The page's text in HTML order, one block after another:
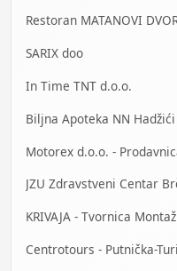
Restoran MATANOVI
SARIX doo
In Time TNT d.o.o.
Biljna Apoteka NN
Motorex d.o.o. -
JZU Zdravstveni Centar
KRIVAJA - Tvornica